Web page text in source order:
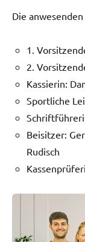
Die
1.
2.
Kassierin:
Sportliche
Beisitzer:
Rudisch